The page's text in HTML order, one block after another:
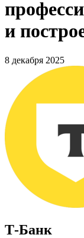
и
8 декабря 2025
Т-Банк